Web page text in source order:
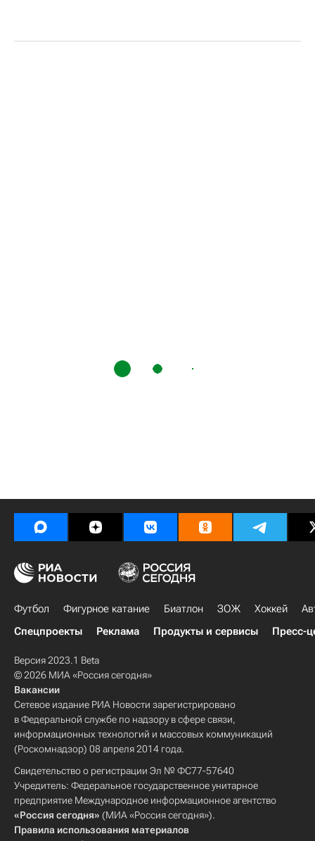
Футбол Фигурное катание Биатлон ЗОЖ Хоккей
Спецпроекты
Реклама Продукты и сервисы Пресс-
Версия 2023.1 Beta
© 2026 МИА «Россия сегодня»
Вакансии
Сетевое издание РИА Новости зарегистрировано
в Федеральной службе по надзору в сфере связи,
информационных технологий и массовых коммуникаций
(Роскомнадзор) 08 апреля 2014 года.
Свидетельство о регистрации Эл № ФС77-57640
Учредитель: Федеральное государственное унитарное
предприятие Международное информационное агентство
«Россия сегодня» (МИА «Россия сегодня»).
Правила использования материалов